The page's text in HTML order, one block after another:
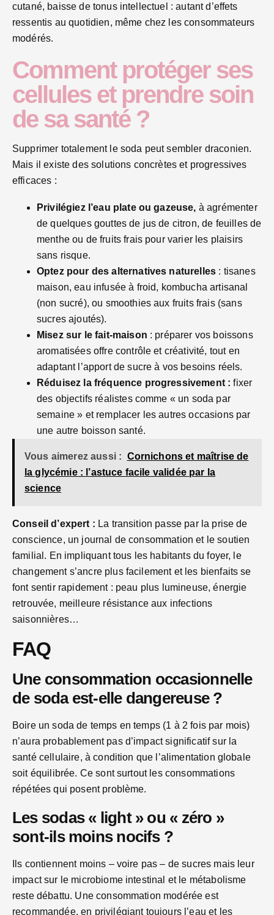
cutané, baisse de tonus intellectuel : autant d’effets
ressentis au quotidien, même chez les consommateurs
modérés.
Comment protéger ses
cellules et prendre soin
de sa santé ?
Supprimer totalement le soda peut sembler draconien.
Mais il existe des solutions concrètes et progressives
efficaces :
Privilégiez l’eau plate ou gazeuse, à agrémenter
de quelques gouttes de jus de citron, de feuilles de
menthe ou de fruits frais pour varier les plaisirs
sans risque.
Optez pour des alternatives naturelles : tisanes
maison, eau infusée à froid, kombucha artisanal
(non sucré), ou smoothies aux fruits frais (sans
sucres ajoutés).
Misez sur le fait-maison : préparer vos boissons
aromatisées offre contrôle et créativité, tout en
adaptant l’apport de sucre à vos besoins réels.
Réduisez la fréquence progressivement : fixer
des objectifs réalistes comme « un soda par
semaine » et remplacer les autres occasions par
une autre boisson santé.
Vous aimerez aussi : Cornichons et maîtrise de
la glycémie : l’astuce facile validée par la
science
Conseil d’expert : La transition passe par la prise de
conscience, un journal de consommation et le soutien
familial. En impliquant tous les habitants du foyer, le
changement s’ancre plus facilement et les bienfaits se
font sentir rapidement : peau plus lumineuse, énergie
retrouvée, meilleure résistance aux infections
saisonnières…
FAQ
Une consommation occasionnelle
de soda est-elle dangereuse ?
Boire un soda de temps en temps (1 à 2 fois par mois)
n’aura probablement pas d’impact significatif sur la
santé cellulaire, à condition que l’alimentation globale
soit équilibrée. Ce sont surtout les consommations
répétées qui posent problème.
Les sodas « light » ou « zéro »
sont-ils moins nocifs ?
Ils contiennent moins – voire pas – de sucres mais leur
impact sur le microbiome intestinal et le métabolisme
reste débattu. Une consommation modérée est
recommandée, en privilégiant toujours l’eau et les